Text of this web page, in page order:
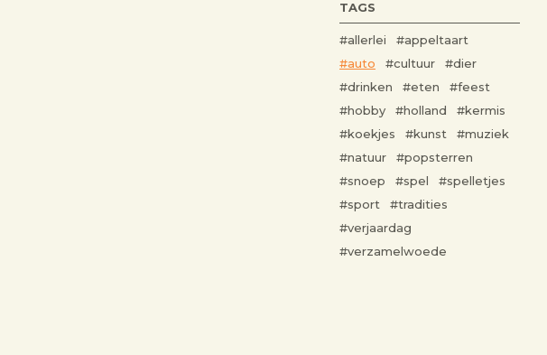
TAGS
#allerlei
#appeltaart
#auto
#cultuur
#dier
#drinken
#eten
#feest
#hobby
#holland
#kermis
#koekjes
#kunst
#muziek
#natuur
#popsterren
#snoep
#spel
#spelletjes
#sport
#tradities
#verjaardag
#verzamelwoede